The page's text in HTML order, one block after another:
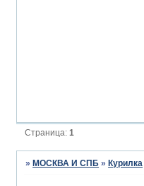
Страница:1
»МОСКВА И СПБ »Курилка